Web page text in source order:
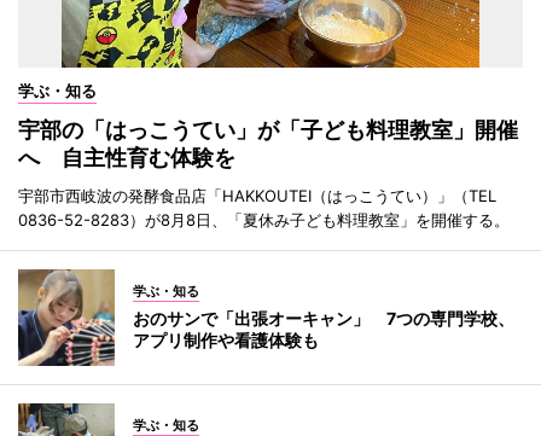
学ぶ・知る
宇部の「はっこうてい」が「子ども料理教室」開催
へ 自主性育む体験を
宇部市西岐波の発酵食品店「HAKKOUTEI（はっこうてい）」（TEL
0836-52-8283）が8月8日、「夏休み子ども料理教室」を開催する。
学ぶ・知る
おのサンで「出張オーキャン」 7つの専門学校、
アプリ制作や看護体験も
学ぶ・知る